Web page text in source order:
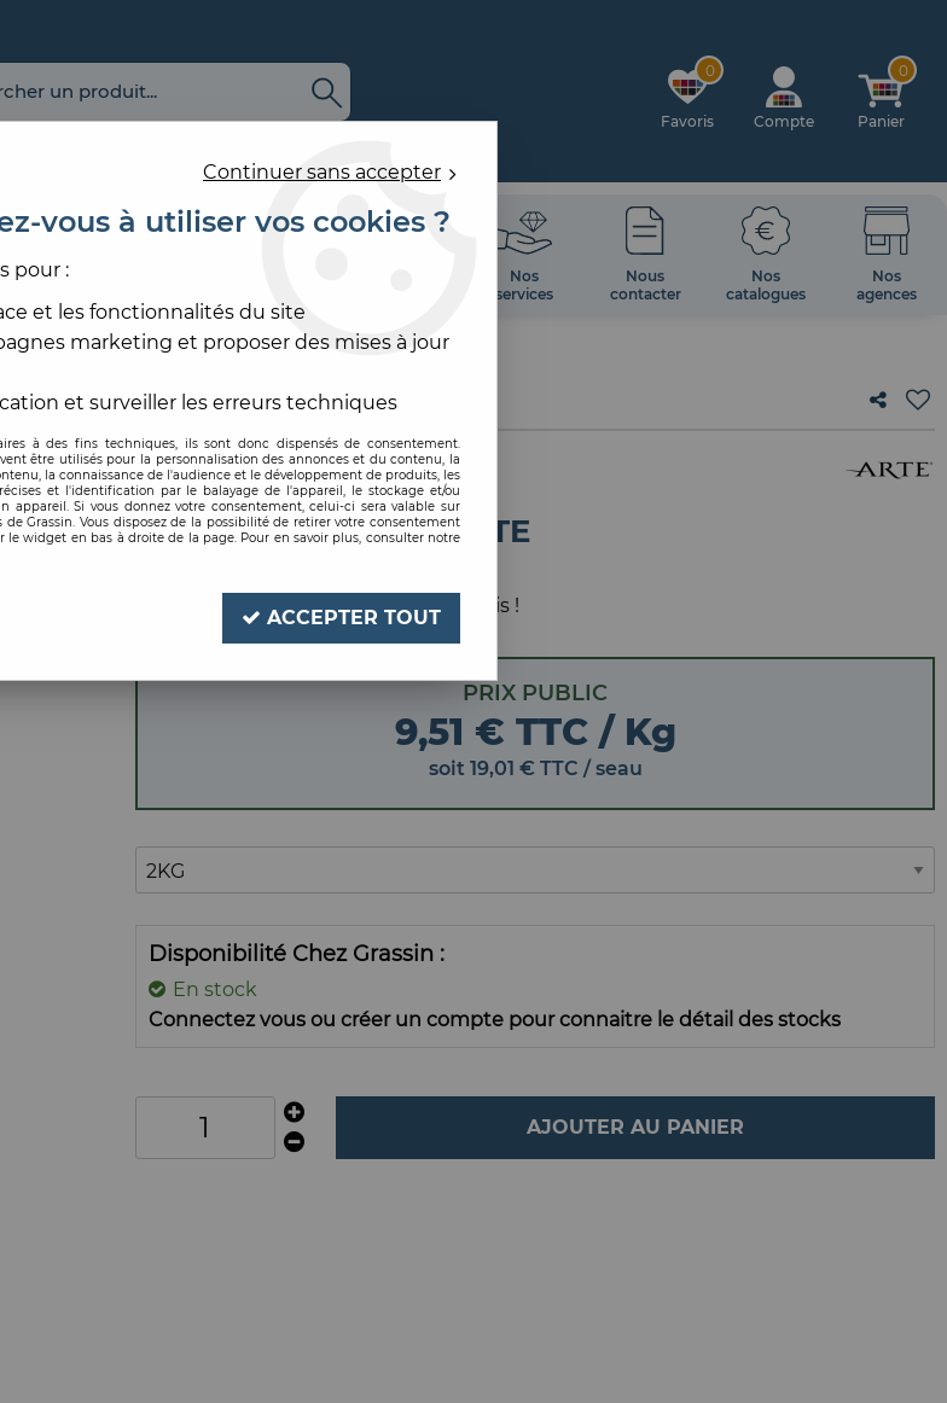
0
Favoris Compte
0
Panier
OUTILLAGE
Nos
services
Nous
contacter
Nos
catalogues
Nos
agences
L'EMPLOI >COLLE CLEARPRO ARTE
ARTE
Code produit : 208064
COLLE CLEARPRO ARTE
Soyez le premier à donner votre avis !
PRIX PUBLIC
9,51 € TTC / Kg
soit 19,01 € TTC / seau
Disponibilité Chez Grassin
En stock
Connectez vous ou créer un compte pour connaitre le détail des stocks
AJOUTER AU PANIER
Continuer sans accepter
vous à utiliser vos cookies ?
pour :
et les fonctionnalités du site
marketing et proposer des mises à jour
et surveiller les erreurs techniques
à des fins techniques, ils sont donc dispensés de consentement.
être utilisés pour la personnalisation des annonces et du contenu, la
la connaissance de l'audience et le développement de produits, les
et l'identification par le balayage de l'appareil, le stockage et/ou
appareil. Si vous donnez votre consentement, celui-ci sera valable sur
de Grassin. Vous disposez de la possibilité de retirer votre consentement
widget en bas à droite de la page. Pour en savoir plus, consulter notre
ACCEPTER TOUT